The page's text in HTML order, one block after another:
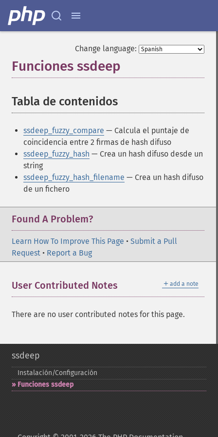
Change language:
Funciones ssdeep
Tabla de contenidos
ssdeep_fuzzy_compare — Calcula el puntaje de
coincidencia entre 2 firmas de hash difuso
ssdeep_fuzzy_hash — Crea un hash difuso desde un
string
ssdeep_fuzzy_hash_filename — Crea un hash difuso
de un fichero
Found A Problem?
Learn How To Improve This Page • Submit a Pull
Request • Report a Bug
＋ add a note
User Contributed Notes
There are no user contributed notes for this page.
ssdeep
Instalación/Configuración
Funciones ssdeep